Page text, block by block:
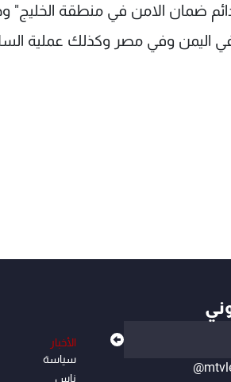
ضمان الامن في منطقة الخليج"
اليمن وفي مصر وكذلك عملية
الأخبار
سياسة
ناس